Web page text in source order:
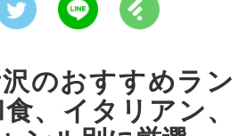
沢のおすすめラン
、イタリアン、